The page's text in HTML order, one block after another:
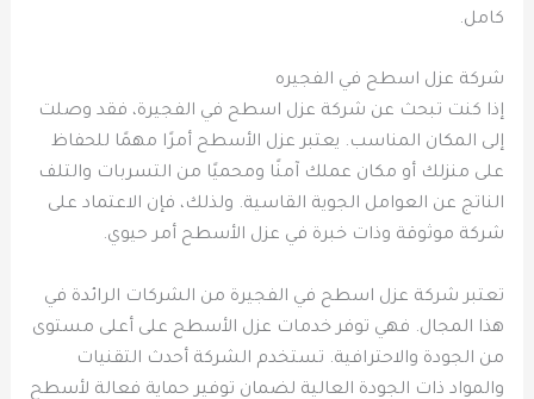
كامل.
شركة عزل اسطح في الفجيره
إذا كنت تبحث عن شركة عزل اسطح في الفجيرة، فقد وصلت
إلى المكان المناسب. يعتبر عزل الأسطح أمرًا مهمًا للحفاظ
على منزلك أو مكان عملك آمنًا ومحميًا من التسربات والتلف
الناتج عن العوامل الجوية القاسية. ولذلك، فإن الاعتماد على
شركة موثوقة وذات خبرة في عزل الأسطح أمر حيوي.
تعتبر شركة عزل اسطح في الفجيرة من الشركات الرائدة في
هذا المجال. فهي توفر خدمات عزل الأسطح على أعلى مستوى
من الجودة والاحترافية. تستخدم الشركة أحدث التقنيات
والمواد ذات الجودة العالية لضمان توفير حماية فعالة لأسطح